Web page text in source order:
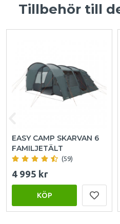
Tillbehör till
EASY CAMP SKARVAN 6
FAMILJETÄLT
(59)
4 995 kr
KÖP